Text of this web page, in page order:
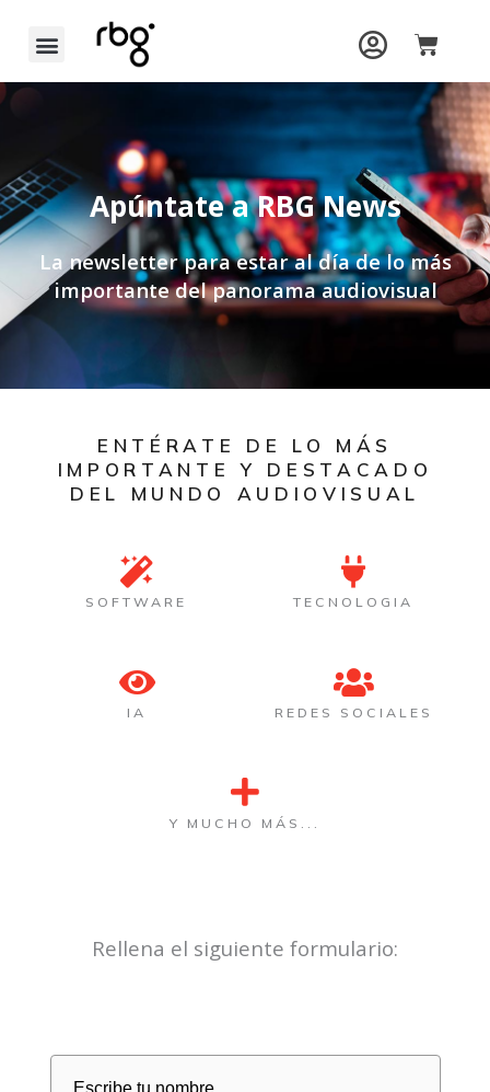
Apúntate a RBG News
La newsletter para estar al día de lo más
importante del panorama audiovisual
ENTÉRATE DE LO MÁS
IMPORTANTE Y DESTACADO
DEL MUNDO AUDIOVISUAL
SOFTWARE TECNOLOGIA
IA REDES SOCIALES
Y MUCHO MÁS...
Rellena el siguiente formulario: